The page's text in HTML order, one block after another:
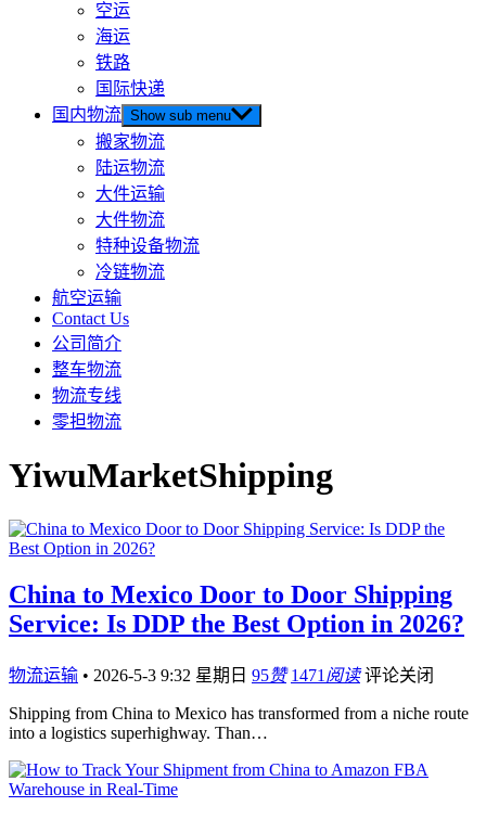
空运
海运
铁路
国际快递
国内物流 Show sub menu
搬家物流
陆运物流
大件运输
大件物流
特种设备物流
冷链物流
航空运输
Contact Us
公司简介
整车物流
物流专线
零担物流
YiwuMarketShipping
China to Mexico Door to Door Shipping
Service: Is DDP the Best Option in 2026?
物流运输 • 2026-5-3 9:32 星期日 95赞 1471 阅读 评论关闭
Shipping from China to Mexico has transformed from a niche route
into a logistics superhighway. Than…